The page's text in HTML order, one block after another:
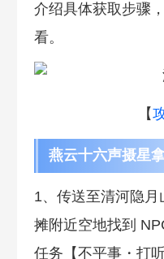
介绍具体获取步骤
看。
【
燕云十六声摄星
1、传送至清河隐
摊附近空地找到
任务【不平事・打听